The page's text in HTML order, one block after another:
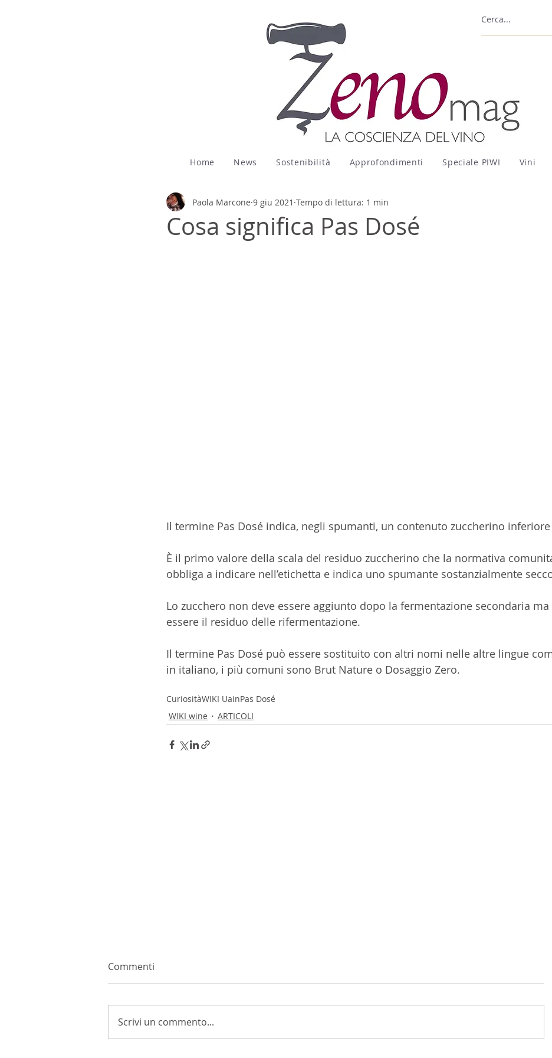
Home News Sostenibilità Approfondimenti Speciale PIWI Vini
Cosa significa Pas Dosé
Paola Marcone 9 giu 2021 Tempo di lettura: 1 min
Il termine Pas Dosé indica, negli spumanti, un contenuto zuccherino
È il primo valore della scala del residuo zuccherino che la normativa
obbliga a indicare nell’etichetta e indica uno spumante sostanzialmente
Lo zucchero non deve essere aggiunto dopo la fermentazione secondaria ma
essere il residuo delle rifermentazione.
Il termine Pas Dosé può essere sostituito con altri nomi nelle altre lingue
in italiano, i più comuni sono Brut Nature o Dosaggio Zero.
CuriositàWIKI UainPas Dosé
WIKI wine
ARTICOLI
Commenti
Scrivi un commento...